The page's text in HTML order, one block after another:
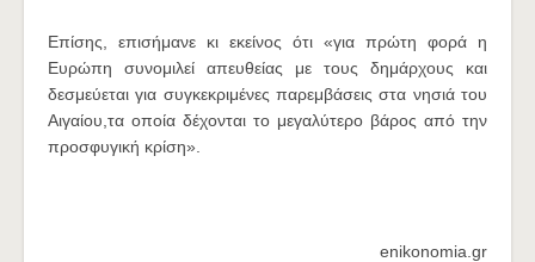
Επίσης, επισήμανε κι εκείνος ότι «για πρώτη φορά η
Ευρώπη συνομιλεί απευθείας με τους δημάρχους και
δεσμεύεται για συγκεκριμένες παρεμβάσεις στα νησιά του
Αιγαίου,τα οποία δέχονται το μεγαλύτερο βάρος από την
προσφυγική κρίση».
enikonomia.gr